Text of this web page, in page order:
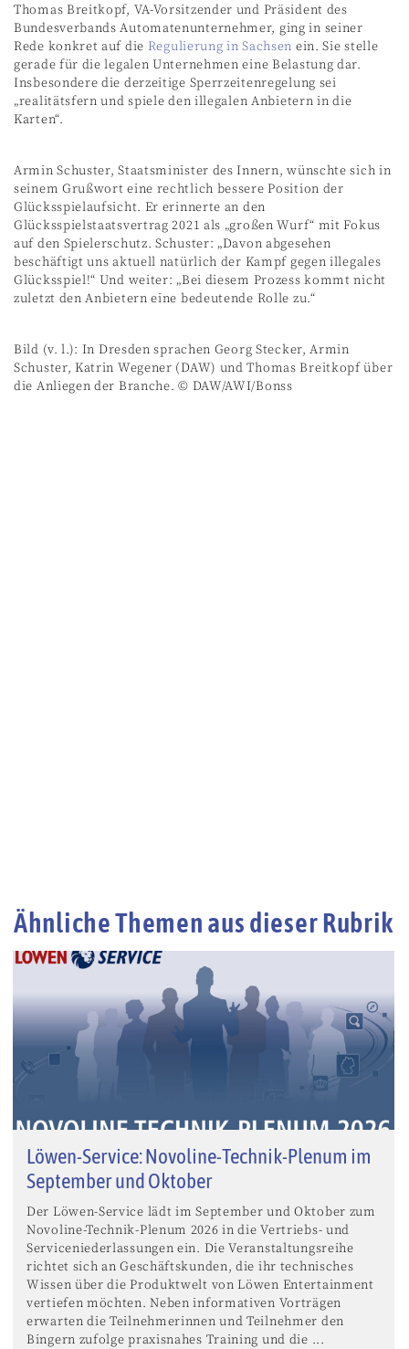
Thomas Breitkopf, VA-Vorsitzender und Präsident des
Bundesverbands Automatenunternehmer, ging in seiner
Rede konkret auf die Regulierung in Sachsen ein. Sie stelle
gerade für die legalen Unternehmen eine Belastung dar.
Insbesondere die derzeitige Sperrzeitenregelung sei
„realitätsfern und spiele den illegalen Anbietern in die
Karten“.
Armin Schuster, Staatsminister des Innern, wünschte sich in
seinem Grußwort eine rechtlich bessere Position der
Glücksspielaufsicht. Er erinnerte an den
Glücksspielstaatsvertrag 2021 als „großen Wurf“ mit Fokus
auf den Spielerschutz. Schuster: „Davon abgesehen
beschäftigt uns aktuell natürlich der Kampf gegen illegales
Glücksspiel!“ Und weiter: „Bei diesem Prozess kommt nicht
zuletzt den Anbietern eine bedeutende Rolle zu.“
Bild (v. l.): In Dresden sprachen Georg Stecker, Armin
Schuster, Katrin Wegener (DAW) und Thomas Breitkopf über
die Anliegen der Branche. © DAW/AWI/Bonss
Ähnliche Themen aus dieser Rubrik
Löwen-Service: Novoline-Technik-Plenum im
September und Oktober
Der Löwen-Service lädt im September und Oktober zum
Novoline-Technik-Plenum 2026 in die Vertriebs- und
Serviceniederlassungen ein. Die Veranstaltungsreihe
richtet sich an Geschäftskunden, die ihr technisches
Wissen über die Produktwelt von Löwen Entertainment
vertiefen möchten. Neben informativen Vorträgen
erwarten die Teilnehmerinnen und Teilnehmer den
Bingern zufolge praxisnahes Training und die ...